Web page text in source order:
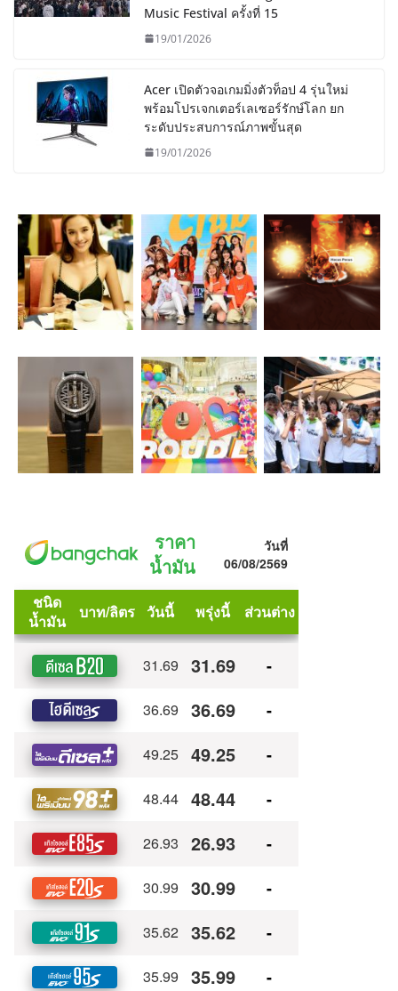
Music Festival ครั้งที่ 15
19/01/2026
Acer เปิดตัวจอเกมมิ่งตัวท็อป 4 รุ่นใหม่
พร้อมโปรเจกเตอร์เลเซอร์รักษ์โลก ยก
ระดับประสบการณ์ภาพขั้นสุด
19/01/2026